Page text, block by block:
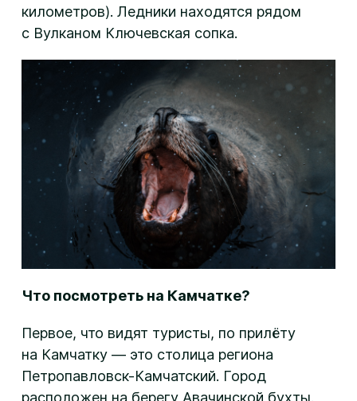
километров). Ледники находятся рядом
с Вулканом Ключевская сопка.
Что посмотреть на Камчатке?
Первое, что видят туристы, по прилёту
на Камчатку — это столица региона
Петропавловск-Камчатский. Город
расположен на берегу Авачинской бухты.